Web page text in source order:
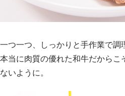
一つ一つ、しっかりと手作業で調
本当に肉質の優れた和牛だからこ
ないように。